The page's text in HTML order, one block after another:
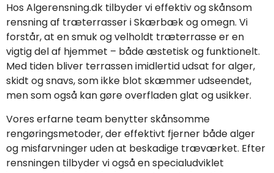
Hos Algerensning.dk tilbyder vi effektiv og skånsom
rensning af træterrasser i Skærbæk og omegn. Vi
forstår, at en smuk og velholdt træterrasse er en
vigtig del af hjemmet – både æstetisk og funktionelt.
Med tiden bliver terrassen imidlertid udsat for alger,
skidt og snavs, som ikke blot skæmmer udseendet,
men som også kan gøre overfladen glat og usikker.
Vores erfarne team benytter skånsomme
rengøringsmetoder, der effektivt fjerner både alger
og misfarvninger uden at beskadige træværket. Efter
rensningen tilbyder vi også en specialudviklet